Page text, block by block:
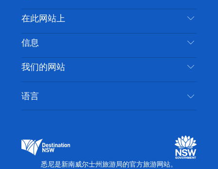
喳
喳
联系我们
免责声明
Cookie 通知
在此网站上
目的地
推荐活动
活动
住宿
信息
旅行信息
无障碍悉尼
列出您的业务
我们的网站
新南威尔士州旅游局媒体中心
缤纷悉尼灯光音乐节
语言
悉尼是新南威尔士州旅游局的官方旅游网站。